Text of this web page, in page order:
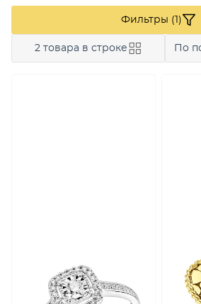
Фильтры (1)
2 товара в строке По